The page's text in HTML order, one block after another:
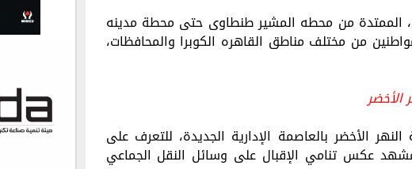
الممتدة من محطه المشير طنطاوى حتى محطة مدينه
من مختلف مناطق القاهره الكوبرا والمحافظات،
الأخضر
الأخضر بالعاصمة الإدارية الجديدة، للتعرف على
مشهد عكس تنامي الإقبال على وسائل النقل الجماعي